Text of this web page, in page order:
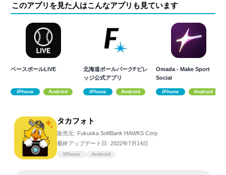
このアプリを見た人はこんなアプリも見ています
ベースボールLIVE
iPhone Android
北海道ボールパークFビレ
ッジ公式アプリ
iPhone Android
Omada - Make Sport
Social
iPhone Android
タカフォト
販売元: Fukuoka SoftBank HAWKS Corp.
最終アップデート日: 2022年7月14日
iPhone Android